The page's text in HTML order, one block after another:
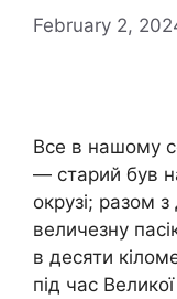
February 2,
Все в нашому
— старий був
окрузі; разом
величезну
в десяти
під час